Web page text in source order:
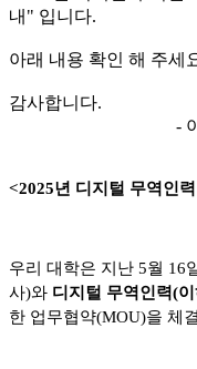
내" 입니다.
아래 내용 확인 해 주세
감사합니다.
-
<2025년 디지털 무역인
우리 대학은 지난 5월 16
사)와 디지털 무역인력(
한 업무협약(MOU)을 체